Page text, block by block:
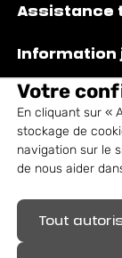
Assistance
Information
Marques
Alutrix®,
Votre
En cliquant sur «
stockage de
navigation sur le
de nous aider
Tout